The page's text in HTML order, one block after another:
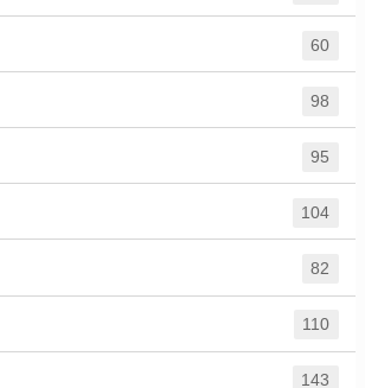
60
98
95
104
82
110
143